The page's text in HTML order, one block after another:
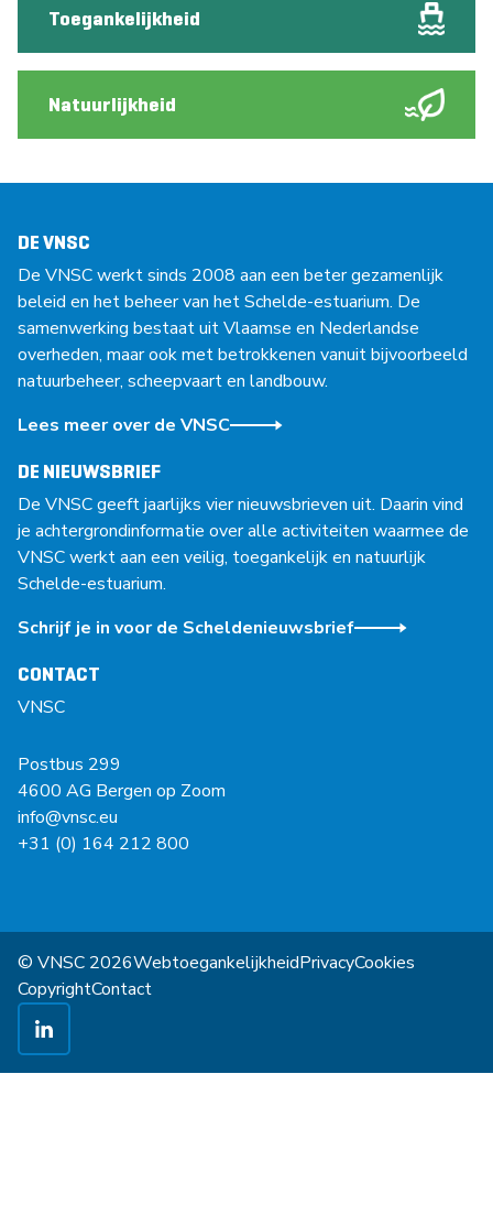
Toegankelijkheid
Natuurlijkheid
DE VNSC
De VNSC werkt sinds 2008 aan een beter gezamenlijk
beleid en het beheer van het Schelde-estuarium. De
samenwerking bestaat uit Vlaamse en Nederlandse
overheden, maar ook met betrokkenen vanuit bijvoorbeeld
natuurbeheer, scheepvaart en landbouw.
Lees meer over de VNSC
DE NIEUWSBRIEF
De VNSC geeft jaarlijks vier nieuwsbrieven uit. Daarin vind
je achtergrondinformatie over alle activiteiten waarmee de
VNSC werkt aan een veilig, toegankelijk en natuurlijk
Schelde-estuarium.
Schrijf je in voor de Scheldenieuwsbrief
CONTACT
VNSC
Postbus 299
4600 AG Bergen op Zoom
info@vnsc.eu
+31 (0) 164 212 800
© VNSC 2026WebtoegankelijkheidPrivacyCookies
CopyrightContact